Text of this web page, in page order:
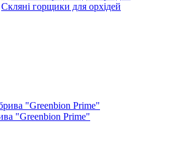
Скляні горщики для орхідей
"Greenbion Prime"